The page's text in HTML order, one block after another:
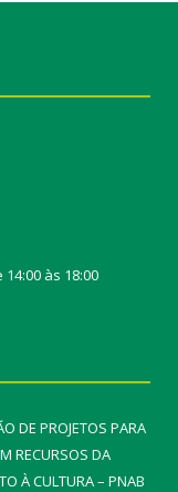
às 18:00
DE PROJETOS PARA
RECURSOS DA
À CULTURA – PNAB